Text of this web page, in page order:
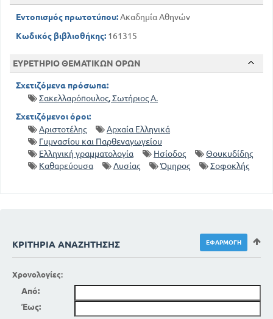
Εντοπισμός πρωτοτύπου:Ακαδημία Αθηνών
Κωδικός βιβλιοθήκης: 161315
ΕΥΡΕΤΗΡΙΟ ΘΕΜΑΤΙΚΩΝ ΟΡΩΝ
Σχετιζόμενα πρόσωπα:
Σακελλαρόπουλος, Σωτήριος Α.
Σχετιζόμενοι όροι:
Αριστοτέλης
Αρχαία Ελληνικά
Γυμνασίου και Παρθεναγωγείου
Ελληνική γραμματολογία
Ησίοδος
Θουκυδίδης
Καθαρεύουσα
Λυσίας Όμηρος Σοφοκλής
ΚΡΙΤΉΡΙΑ ΑΝΑΖΉΤΗΣΗΣ
Χρονολογίες:
Από:
Έως: